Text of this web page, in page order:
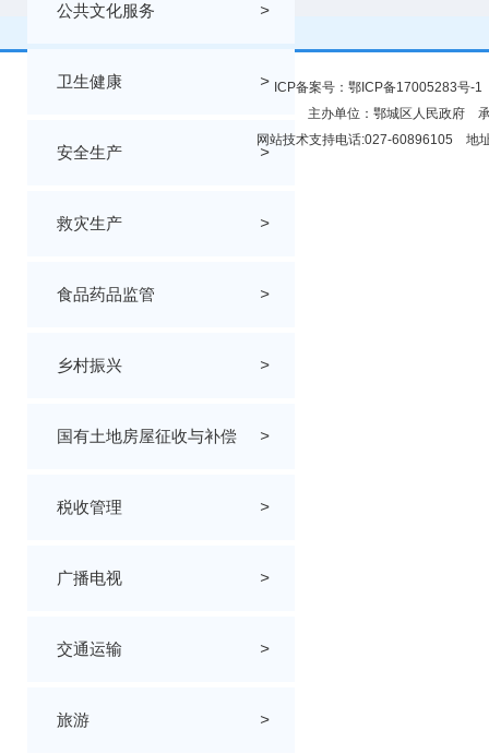
公共文化服务 >
卫生健康 >
安全生产 >
救灾生产 >
食品药品监管 >
乡村振兴 >
国有土地房屋征收与补偿 >
税收管理 >
广播电视 >
交通运输 >
旅游 >
ICP备案号： 鄂ICP备17005283号-1
主办单位：鄂城区人民政府
网站技术支持电话:027-60896105 地